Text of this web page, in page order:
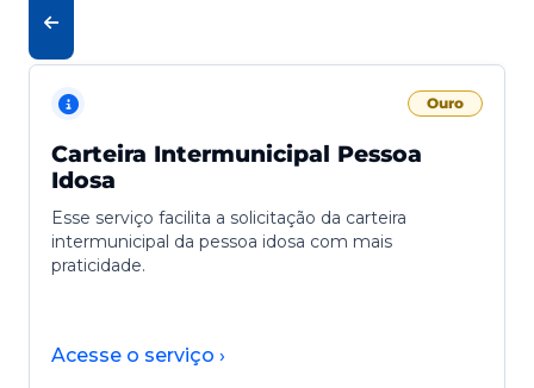
Ouro
Carteira Intermunicipal Pessoa
Idosa
Esse serviço facilita a solicitação da carteira
intermunicipal da pessoa idosa com mais
praticidade.
Acesse o serviço ›